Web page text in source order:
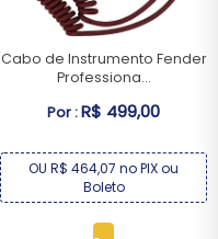
Cabo de Instrumento Fender
Professiona...
Por :R$ 499,00
OU R$ 464,07 no PIX ou
Boleto